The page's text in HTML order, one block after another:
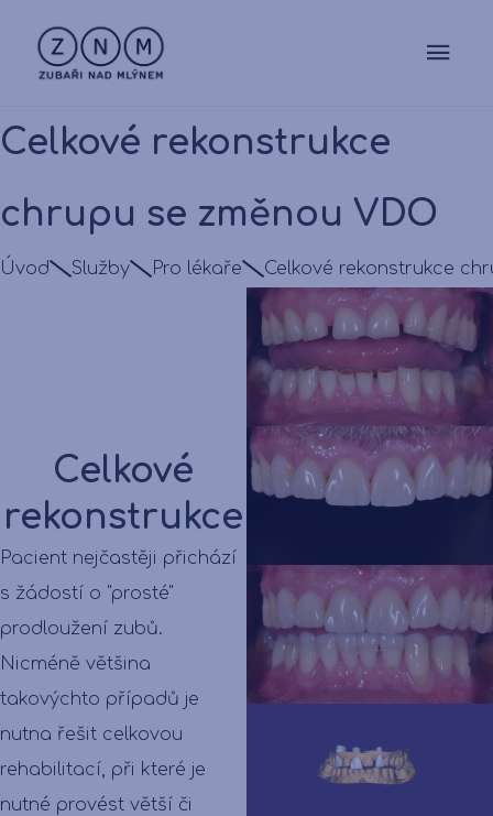
Celkové rekonstrukce
chrupu se změnou VDO
Úvod Služby Pro lékaře Celkové rekonstrukce
Celkové
rekonstrukce
Pacient nejčastěji přichází
s žádostí o "prosté"
prodloužení zubů.
Nicméně většina
takovýchto případů je
nutna řešit celkovou
rehabilitací, při které je
nutné provést větší či